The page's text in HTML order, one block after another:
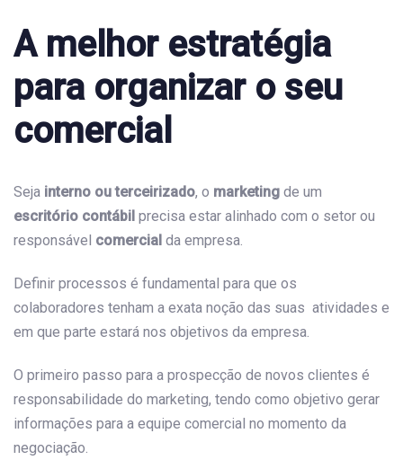
A melhor estratégia
para organizar o seu
comercial
Seja interno ou terceirizado, o marketing de um
escritório contábil precisa estar alinhado com o setor ou
responsável comercial da empresa.
Definir processos é fundamental para que os
colaboradores tenham a exata noção das suas atividades e
em que parte estará nos objetivos da empresa.
O primeiro passo para a prospecção de novos clientes é
responsabilidade do marketing, tendo como objetivo gerar
informações para a equipe comercial no momento da
negociação.